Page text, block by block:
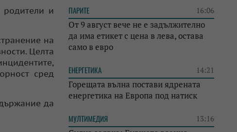
и
на
Целта
сред
да
ПАРИТЕ 16:06
От 9 август вече не е задължително
да има етикет с цена в лева, остава
само в евро
ЕНЕРГЕТИКА 14:21
Горещата вълна постави ядрената
енергетика на Европа под натиск
МУЛТИМЕДИЯ 13:16